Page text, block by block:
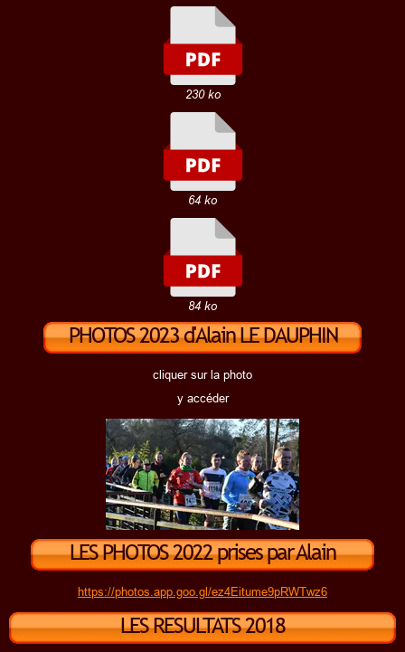
230 ko
64 ko
84 ko
PHOTOS 2023 d'Alain LE DAUPHIN
cliquer sur la photo
y accéder
LES PHOTOS 2022 prises par Alain
Dauphin
https://photos.app.goo.gl/ez4Eitume9pRWTwz6
LES RESULTATS 2018